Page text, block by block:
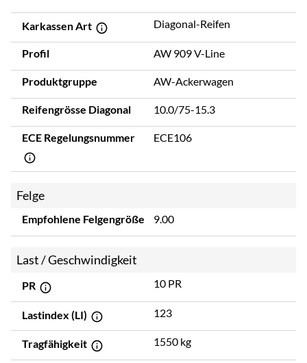
Karkassen Art Diagonal-Reifen
Profil AW 909 V-Line
Produktgruppe AW-Ackerwagen
Reifengrösse Diagonal 10.0/75-15.3
ECE Regelungsnummer ECE106
Felge
Empfohlene Felgengröße 9.00
Last / Geschwindigkeit
PR 10 PR
Lastindex (LI) 123
Tragfähigkeit 1550 kg